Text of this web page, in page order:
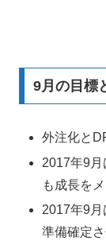
9月の目標
外注化と
2017年9月
も成長をメ
2017年9
準備確定